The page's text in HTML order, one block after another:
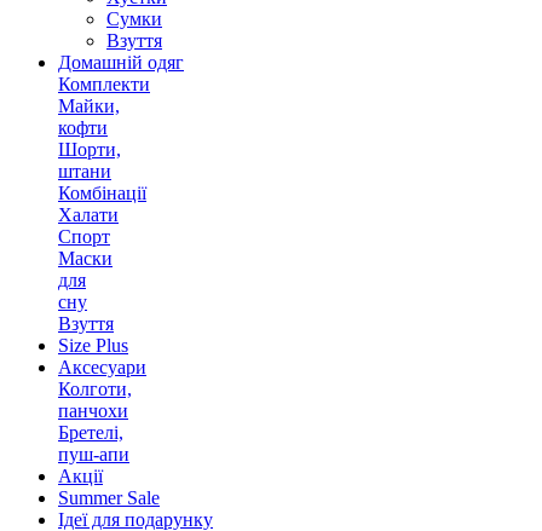
Сумки
Взуття
Домашній одяг
Комплекти
Майки,
кофти
Шорти,
штани
Комбінації
Халати
Спорт
Маски
для
сну
Взуття
Size Plus
Аксесуари
Колготи,
панчохи
Бретелі,
пуш-апи
Акції
Summer Sale
Ідеї для подарунку